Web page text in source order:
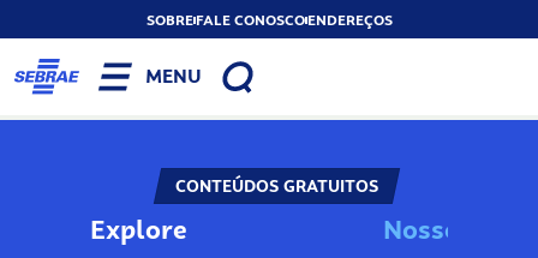
SOBREFALE CONOSCOENDEREÇOS
MENU
CONTEÚDOS GRATUITOS
Explore Nosso